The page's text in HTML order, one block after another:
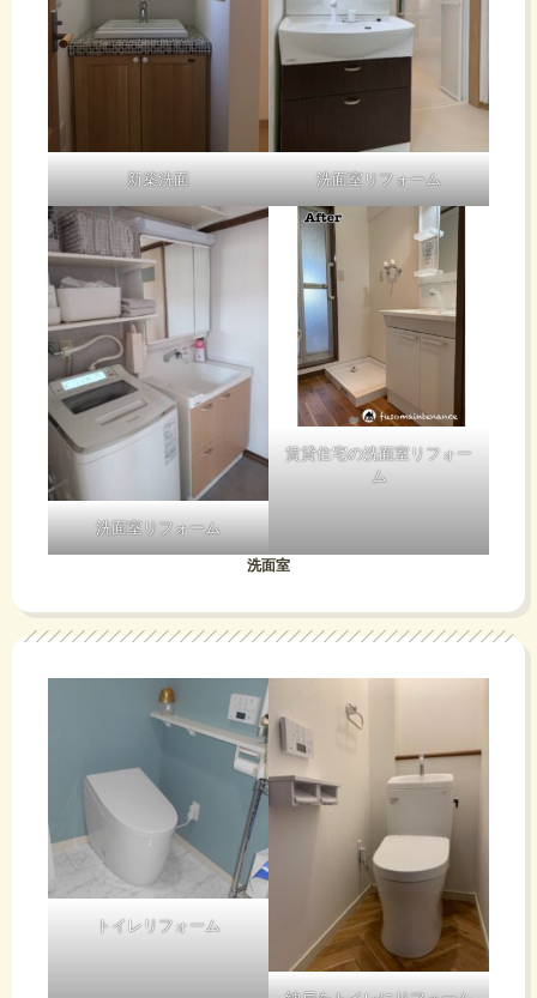
新築洗面 洗面室リフォーム
洗面室リフォーム
賃貸住宅の洗面室リフォー
ム
洗面室
トイレリフォーム